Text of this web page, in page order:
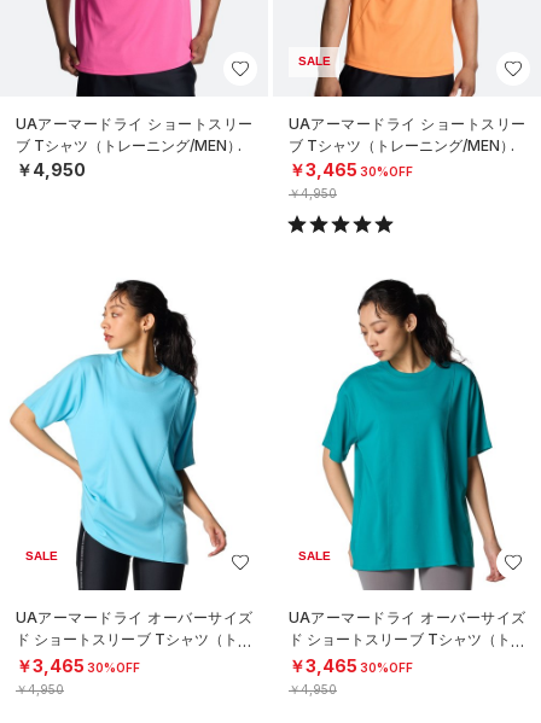
UAアーマードライ ショートスリー
ブ Tシャツ（トレーニング/MEN）
￥4,950
SALE
UAアーマードライ ショートスリー
ブ Tシャツ（トレーニング/MEN）
￥3,465 30%OFF
￥4,950
SALE
UAアーマードライ オーバーサイズ
ド ショートスリーブ Tシャツ（トレ
ーニング/WOMEN）
￥3,465 30%OFF
￥4,950
SALE
UAアーマードライ オーバーサイズ
ド ショートスリーブ Tシャツ（トレ
ーニング/WOMEN）
￥3,465 30%OFF
￥4,950